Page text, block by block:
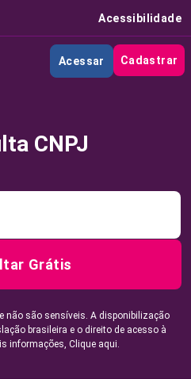
Acessibilidade
Acessar Cadastrar
CNPJ
Grátis
não são sensíveis. A disponibilização
brasileira e o direito de acesso à
informações, Clique aqui.